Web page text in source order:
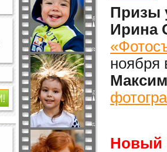
Призы
Ирина
ноября
Новый